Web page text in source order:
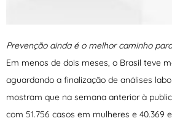
Prevenção ainda é o melhor caminho
Em menos de dois meses, o Brasil teve
aguardando a finalização de análises
mostram que na semana anterior à
com 51.756 casos em mulheres e 40.369